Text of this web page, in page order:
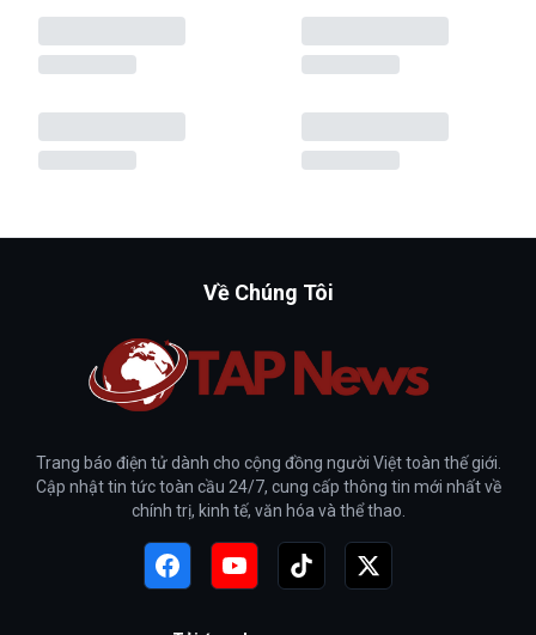
Về Chúng Tôi
Trang báo điện tử dành cho cộng đồng người Việt toàn thế giới.
Cập nhật tin tức toàn cầu 24/7, cung cấp thông tin mới nhất về
chính trị, kinh tế, văn hóa và thể thao.